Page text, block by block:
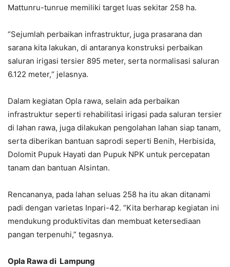
Mattunru-tunrue memiliki target luas sekitar 258 ha.
“Sejumlah perbaikan infrastruktur, juga prasarana dan
sarana kita lakukan, di antaranya konstruksi perbaikan
saluran irigasi tersier 895 meter, serta normalisasi saluran
6.122 meter,“ jelasnya.
Dalam kegiatan Opla rawa, selain ada perbaikan
infrastruktur seperti rehabilitasi irigasi pada saluran tersier
di lahan rawa, juga dilakukan pengolahan lahan siap tanam,
serta diberikan bantuan saprodi seperti Benih, Herbisida,
Dolomit Pupuk Hayati dan Pupuk NPK untuk percepatan
tanam dan bantuan Alsintan.
Rencananya, pada lahan seluas 258 ha itu akan ditanami
padi dengan varietas Inpari-42. “Kita berharap kegiatan ini
mendukung produktivitas dan membuat ketersediaan
pangan terpenuhi,” tegasnya.
Opla Rawa di Lampung